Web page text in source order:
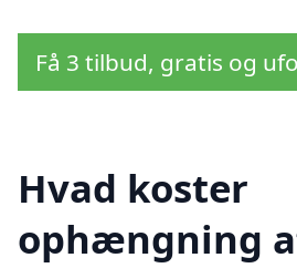
Få 3 tilbud, gratis og
Hvad koster
ophængning